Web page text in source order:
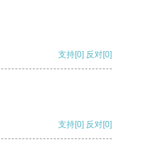
支持[0] 反对[0]
支持[0] 反对[0]